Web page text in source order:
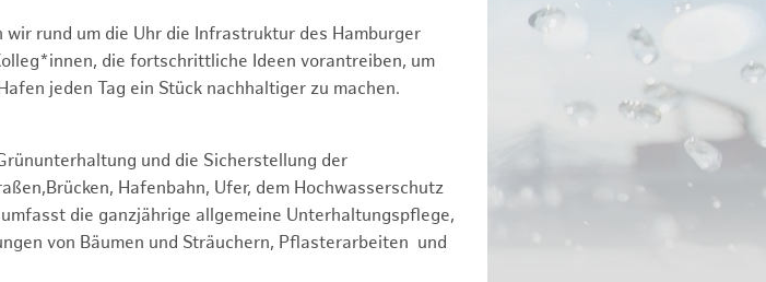
rund um die Uhr die Infrastruktur des Hamburger
die fortschrittliche Ideen vorantreiben, um
jeden Tag ein Stück nachhaltiger zu machen.
und die Sicherstellung der
Hafenbahn, Ufer, dem Hochwasserschutz
die ganzjährige allgemeine Unterhaltungspflege,
von Bäumen und Sträuchern, Pflasterarbeiten und